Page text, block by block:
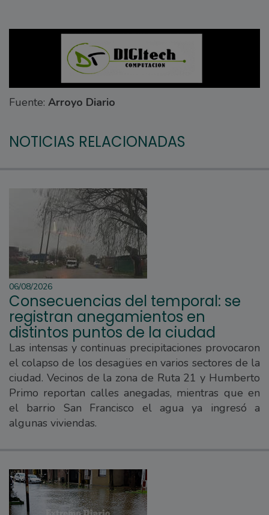
Fuente: Arroyo Diario
NOTICIAS RELACIONADAS
06/08/2026
Consecuencias del temporal: se
registran anegamientos en
distintos puntos de la ciudad
Las intensas y continuas precipitaciones provocaron
el colapso de los desagües en varios sectores de la
ciudad. Vecinos de la zona de Ruta 21 y Humberto
Primo reportan calles anegadas, mientras que en
el barrio San Francisco el agua ya ingresó a
algunas viviendas.